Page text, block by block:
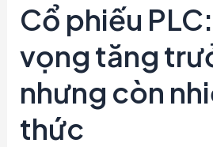
Cổ phiếu
vọng tăng
nhưng còn
thức